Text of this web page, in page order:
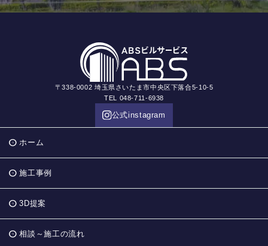
〒338-0002 埼玉県さいたま市中央区下落合5-10-5
TEL 048-711-6938
公式instagram
ホーム
施工事例
3D提案
相談～施工の流れ